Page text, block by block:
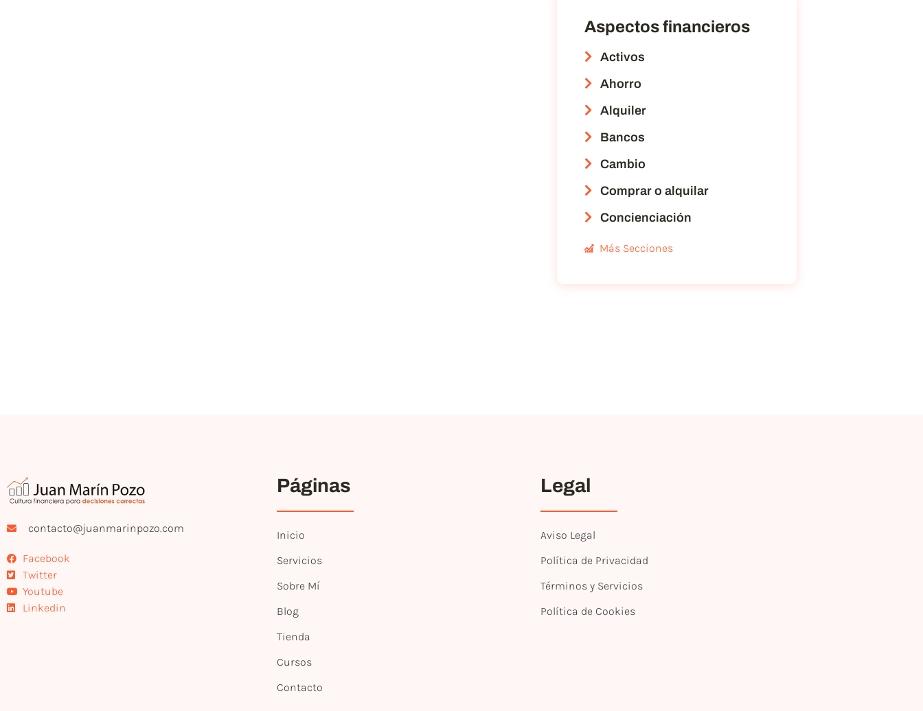
Aspectos financieros
Activos
Ahorro
Alquiler
Bancos
Cambio
Comprar o alquilar
Concienciación
Más Secciones
contacto@juanmarinpozo.com
Facebook
Twitter
Youtube
Linkedin
Páginas
Inicio
Servicios
Sobre Mí
Blog
Tienda
Cursos
Contacto
Legal
Aviso Legal
Política de Privacidad
Términos y Servicios
Política de Cookies